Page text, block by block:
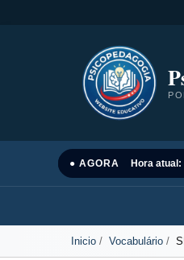
● AGORA Hora atual:
Inicio Vocabulário